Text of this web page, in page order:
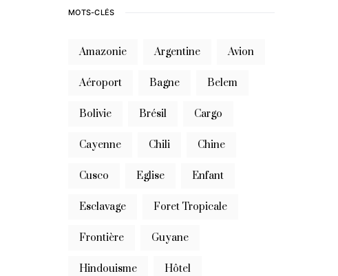
MOTS-CLÉS
Amazonie Argentine Avion
Aéroport Bagne Belem
Bolivie Brésil Cargo
Cayenne Chili Chine
Cusco Eglise Enfant
Esclavage Foret Tropicale
Frontière Guyane
Hindouisme Hôtel